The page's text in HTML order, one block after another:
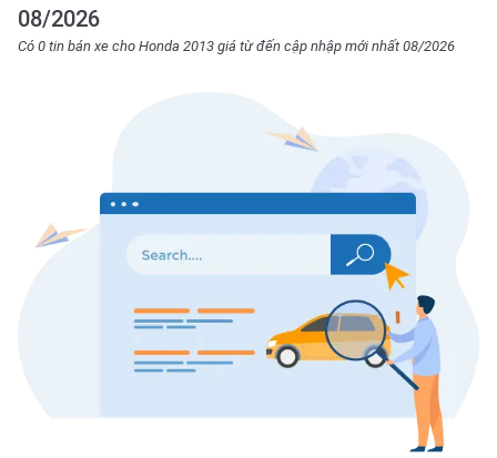
08/2026
Có 0 tin bán xe cho Honda 2013 giá từ đến cập nhập mới nhất 08/2026